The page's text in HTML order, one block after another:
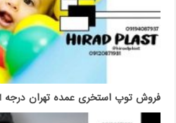
فروش توپ استخری عمده تهران درجه 1